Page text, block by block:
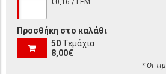
Προσθήκη στο καλάθι
50 Τεμάχια
8,00€
* Οι